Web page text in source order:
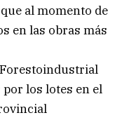
al momento de
en las obras más
por los lotes en el